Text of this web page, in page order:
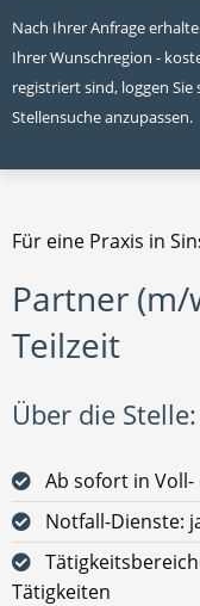
Nach Ihrer Anfrage
Ihrer Wunschregion -
registriert sind, loggen
Stellensuche anzupassen.
Für eine Praxis in
Partner
Teilzeit
Über die Stelle:
Ab sofort in Voll-
Notfall-Dienste:
Tätigkeiten